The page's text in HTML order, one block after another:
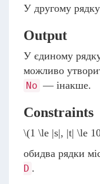
У другому
Output
У єдиному
можливо
No — інакше.
Constraints
\(1 \le |s|, |t| \le
обидва рядки
D .